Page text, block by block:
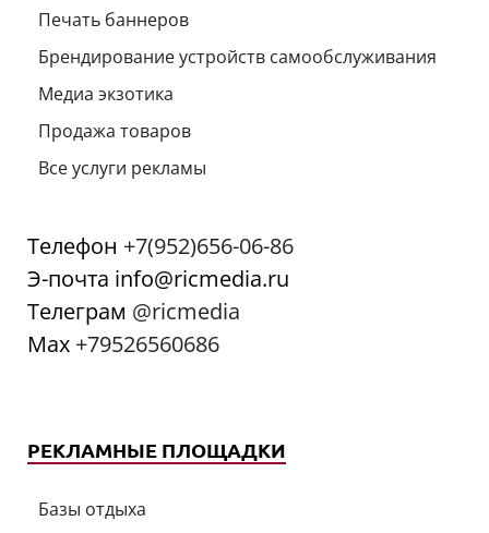
Печать баннеров
Брендирование устройств самообслуживания
Медиа экзотика
Продажа товаров
Все услуги рекламы
Телефон +7(952)656-06-86
Э-почта info@ricmedia.ru
Телеграм @ricmedia
Мах +79526560686
РЕКЛАМНЫЕ ПЛОЩАДКИ
Базы отдыха